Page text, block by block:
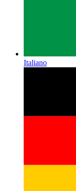
Italiano